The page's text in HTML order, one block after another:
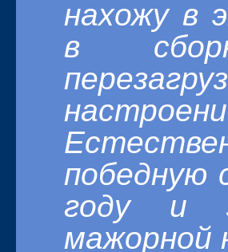
нахожу в
в
победную
году и
мажорной